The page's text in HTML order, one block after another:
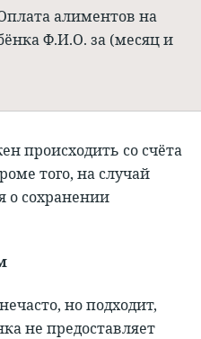
алиментов на
Ф.И.О. за (месяц и
происходить со счёта
того, на случай
о сохранении
но подходит,
не предоставляет